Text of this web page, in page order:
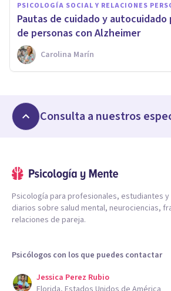
PSICOLOGÍA SOCIAL Y RELACIONES
Pautas de cuidado y autocuidado
de personas con Alzheimer
Carolina Marín
Consulta a nuestros
Psicología para profesionales, estudiantes
diarios sobre salud mental, neurociencias,
relaciones de pareja.
Psicólogos con los que puedes contactar
Jessica Perez Rubio